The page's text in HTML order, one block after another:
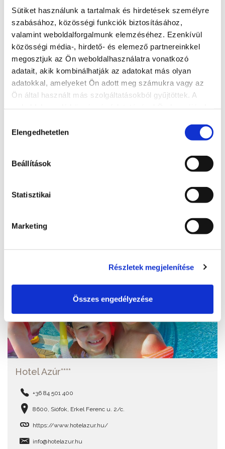
Sütiket használunk a tartalmak és hirdetések személyre
szabásához, közösségi funkciók biztosításához,
valamint weboldalforgalmunk elemzéséhez. Ezenkívül
közösségi média-, hirdető- és elemező partnereinkkel
megosztjuk az Ön weboldalhasználatra vonatkozó
adatait, akik kombinálhatják az adatokat más olyan
adatokkal, amelyeket Ön adott meg számukra vagy az
Ön által használt más szolgáltatásokból gyűjtöttek. A
kiválasztása
Elengedhetetlen
Beállítások
Statisztikai
Marketing
Részletek megjelenítése
Összes engedélyezése
Telefonszám: + 36 30 356 4338
E-mail:szallas@accomo.hu;szallas.accomo@gmail.com
Ingyenes parkoló
Állatbarát
Elérhetőség
+36 30 356 43 38
8600 Siófok, Karinthy Frigyes utca. 2.
https://accomo.hu/
További szálláshelyek
Hotel Azúr****
+36 84 501 400
8600, Siófok, Erkel Ferenc u. 2/c.
https://www.hotelazur.hu/
info@hotelazur.hu